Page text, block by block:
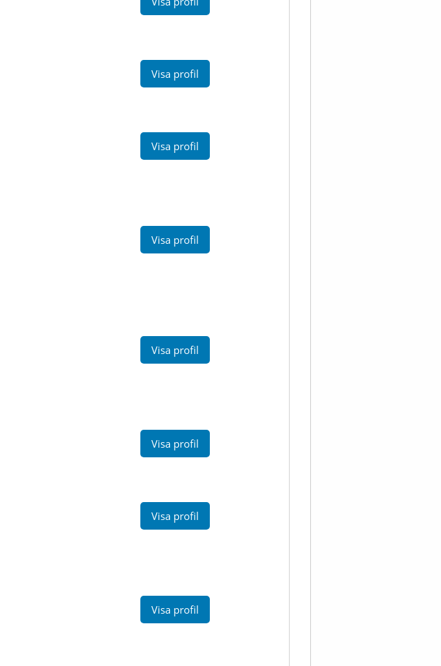
Visa profil
Visa profil
Visa profil
Visa profil
Visa profil
Visa profil
Visa profil